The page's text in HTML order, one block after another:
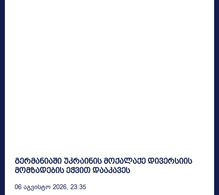
გერმანიაში უკრაინის მოქალაქე დივერსიის
მომზადების ეჭვით დააკავეს
06 Აგვისტო 2026, 23:35